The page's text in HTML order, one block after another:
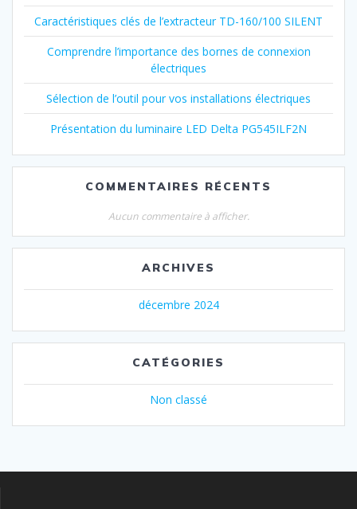
Caractéristiques clés de l’extracteur TD-160/100 SILENT
Comprendre l’importance des bornes de connexion
électriques
Sélection de l’outil pour vos installations électriques
Présentation du luminaire LED Delta PG545ILF2N
COMMENTAIRES RÉCENTS
Aucun commentaire à afficher.
ARCHIVES
décembre 2024
CATÉGORIES
Non classé